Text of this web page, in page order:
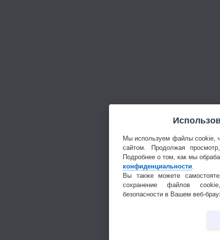
Мы используем файлы cookie,
сайтом. Продолжая
Подробнее о том, как мы
конфиденциальности
Вы также можете
сохранение файлов
безопасности в Вашем веб-